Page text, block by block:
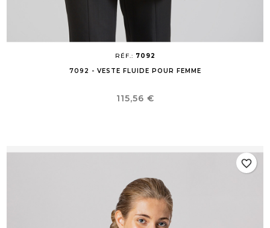
RÉF.: 7092
7092 - VESTE FLUIDE POUR FEMME
Prix
115,56 €
favorite_border